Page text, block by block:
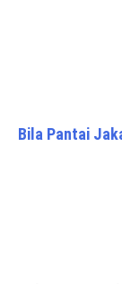
Bila Pantai